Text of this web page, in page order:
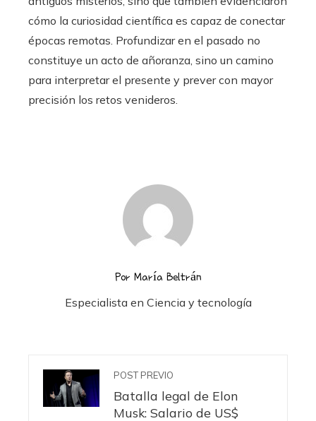
cómo la curiosidad científica es capaz de conectar
épocas remotas. Profundizar en el pasado no
constituye un acto de añoranza, sino un camino
para interpretar el presente y prever con mayor
precisión los retos venideros.
Por María Beltrán
Especialista en Ciencia y tecnología
POST PREVIO
Batalla legal de Elon
Musk: Salario de US$